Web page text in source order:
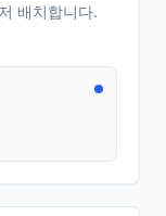
배치합니다.